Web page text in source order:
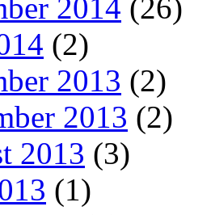
2014 (26)
(2)
2013 (2)
2013 (2)
2013 (3)
(1)